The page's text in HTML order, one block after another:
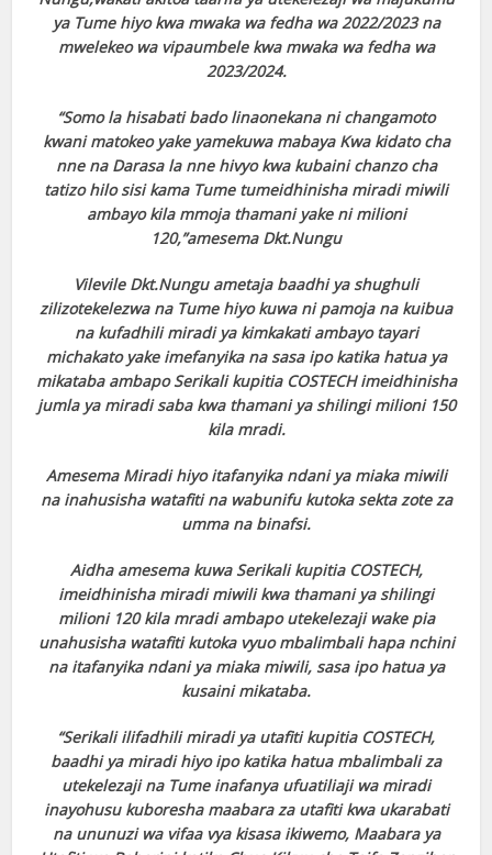
ya Tume hiyo kwa mwaka wa fedha wa 2022/2023 na
mwelekeo wa vipaumbele kwa mwaka wa fedha wa
2023/2024.
“Somo la hisabati bado linaonekana ni changamoto
kwani matokeo yake yamekuwa mabaya Kwa kidato cha
nne na Darasa la nne hivyo kwa kubaini chanzo cha
tatizo hilo sisi kama Tume tumeidhinisha miradi miwili
ambayo kila mmoja thamani yake ni milioni
120,”amesema Dkt.Nungu
Vilevile Dkt.Nungu ametaja baadhi ya shughuli
zilizotekelezwa na Tume hiyo kuwa ni pamoja na kuibua
na kufadhili miradi ya kimkakati ambayo tayari
michakato yake imefanyika na sasa ipo katika hatua ya
mikataba ambapo Serikali kupitia COSTECH imeidhinisha
jumla ya miradi saba kwa thamani ya shilingi milioni 150
kila mradi.
Amesema Miradi hiyo itafanyika ndani ya miaka miwili
na inahusisha watafiti na wabunifu kutoka sekta zote za
umma na binafsi.
Aidha amesema kuwa Serikali kupitia COSTECH,
imeidhinisha miradi miwili kwa thamani ya shilingi
milioni 120 kila mradi ambapo utekelezaji wake pia
unahusisha watafiti kutoka vyuo mbalimbali hapa nchini
na itafanyika ndani ya miaka miwili, sasa ipo hatua ya
kusaini mikataba.
“Serikali ilifadhili miradi ya utafiti kupitia COSTECH,
baadhi ya miradi hiyo ipo katika hatua mbalimbali za
utekelezaji na Tume inafanya ufuatiliaji wa miradi
inayohusu kuboresha maabara za utafiti kwa ukarabati
na ununuzi wa vifaa vya kisasa ikiwemo, Maabara ya